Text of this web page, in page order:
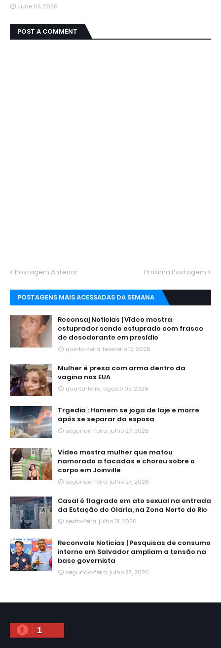
June 05, 2026
POST A COMMENT
Postagem Anterior Próxima Postagem
POSTAGENS MAIS ACESSADAS DA SEMANA
Reconsaj Noticias | Vídeo mostra
estuprador sendo estuprado com frasco
de desodorante em presídio
quinta-feira, fevereiro 12, 2026
Mulher é presa com arma dentro da
vagina nos EUA
quarta-feira, agosto 05, 2026
Trgedia : Homem se joga de laje e morre
após se separar da esposa
segunda-feira, julho 27, 2026
Vídeo mostra mulher que matou
namorado a facadas e chorou sobre o
corpo em Joinville
segunda-feira, julho 27, 2026
Casal é flagrado em ato sexual na entrada
da Estação de Olaria, na Zona Norte do Rio
sexta-feira, julho 31, 2026
Reconvale Noticias | Pesquisas de consumo
interno em Salvador ampliam a tensão na
base governista
segunda-feira, julho 27, 2026
1